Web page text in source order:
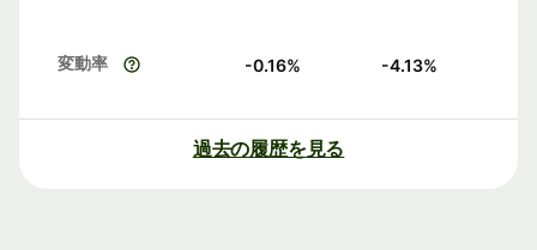
変動率 -0.16% -4.13%
過去の履歴を見る